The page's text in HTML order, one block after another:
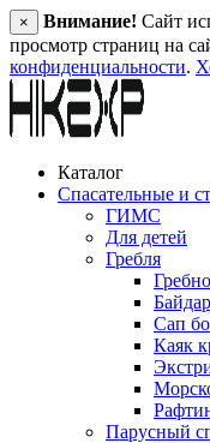
× Внимание! Сайт
просмотр страниц на
конфиденциальности.
Каталог
Спасательные и
ГИМС
Для детей
Гребля
Сап
Каяк
Парусный